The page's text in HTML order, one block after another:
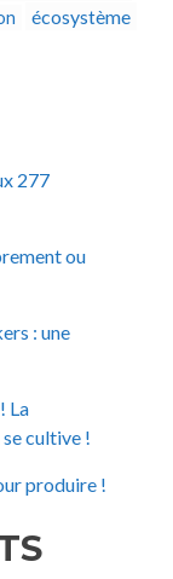
écosystème
277
ou
: une
La
cultive !
produire !